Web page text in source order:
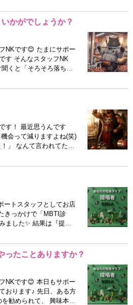
なムードを大事してい
てらお越しくださいね(^^)/
かがでしょうか？
NKです😊 たまにサポー
フNK
だまだ衰えていないよう
ことのないお店に入って
ろに行ってみる」な
になっ
ワクワクするものですね
ますし、まだまだ出来る
店のお手伝いをしてい
ことのないキャストさ
ッフNKでした🐾
んです
起
ひ、 昨
褒めてあげてください！
果は『提唱
断内容を見ていると「た
」と思える部分も多く
るきっかけになりますよ
ースを大切にしながらサ
ての方だ
ったことありますか？
NKです😊 本日もサポー
♪ 先日、ある方
勧められて、 興味本位